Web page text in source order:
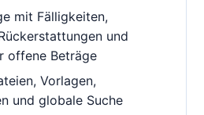
mit Fälligkeiten,
und
offene Beträge
Vorlagen,
und globale Suche